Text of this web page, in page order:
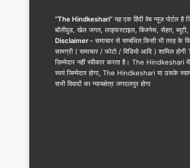
“The Hindkeshari”यह एक हिंदी वेब न्यूज़ पोर्टल है
बॉलीवुड, खेल जगत, लाइफस्टाइल, बिजनेस, सेहत, ब्यूटी,
Disclaimer - समाचार से सम्बंधित किसी भी तरह के
सामग्री ( समाचार / फोटो / विडियो आदि ) शामिल
ज़िम्मेदार नहीं स्वीकार करता है। The Hindkeshari
स्वयं जिम्मेदार होगा, The Hindkeshari या उसके
सभी विवादों का न्यायक्षेत्र जगदलपुर होगा